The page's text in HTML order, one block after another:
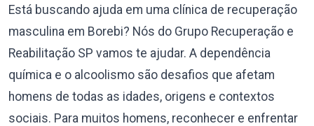
Está buscando ajuda em uma clínica de recuperação
masculina em Borebi? Nós do Grupo Recuperação e
Reabilitação SP vamos te ajudar. A dependência
química e o alcoolismo são desafios que afetam
homens de todas as idades, origens e contextos
sociais. Para muitos homens, reconhecer e enfrentar